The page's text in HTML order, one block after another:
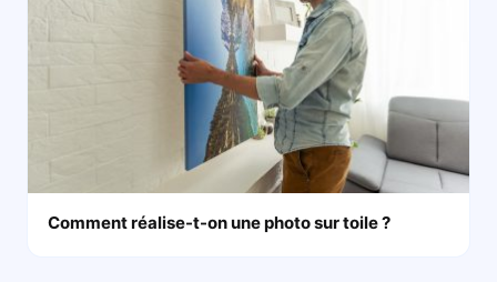
Comment réalise-t-on une photo sur toile ?